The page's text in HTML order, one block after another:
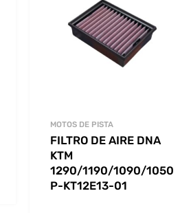
MOTOS DE PISTA
FILTRO DE AIRE DNA
KTM
1290/1190/1090/1050
P-KT12E13-01